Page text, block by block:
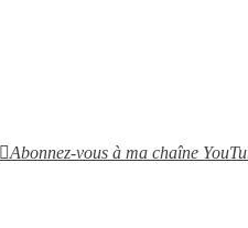
Abonnez-vous à ma chaîne